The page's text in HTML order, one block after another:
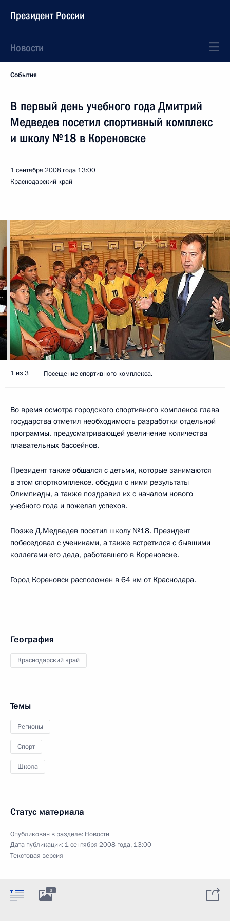
Президент России
Новости
События
В первый день учебного года Дмитрий
Медведев посетил спортивный комплекс
и школу №18 в Кореновске
1 сентября 2008 года 13:00
Краснодарский край
1 из 3 Посещение спортивного комплекса.
Во время осмотра городского спортивного комплекса глава
государства отметил необходимость разработки отдельной
программы, предусматривающей увеличение количества
плавательных бассейнов.
Президент также общался с детьми, которые занимаются
в этом спорткомплексе, обсудил с ними результаты
Олимпиады, а также поздравил их с началом нового
учебного года и пожелал успехов.
Позже Д.Медведев посетил школу №18. Президент
побеседовал с учениками, а также встретился с бывшими
коллегами его деда, работавшего в Кореновске.
Город Кореновск расположен в 64 км от Краснодара.
География
Краснодарский край
Темы
Регионы
Спорт
Школа
Статус материала
Опубликован в разделе: Новости
Дата публикации: 1 сентября 2008 года, 13:00
Текстовая версия
3